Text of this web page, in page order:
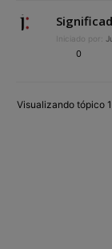
Iniciado por:
0
Visualizando tópico